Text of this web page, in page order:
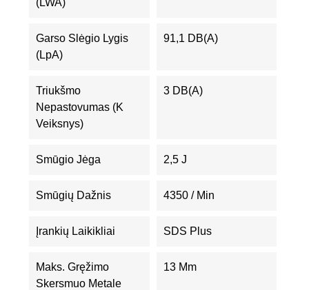
(LWA)
Garso Slėgio Lygis
(LpA)
91,1 DB(A)
Triukšmo
Nepastovumas (K
Veiksnys)
3 DB(A)
Smūgio Jėga 2,5 J
Smūgių Dažnis 4350 / Min
Įrankių Laikikliai SDS Plus
Maks. Gręžimo
Skersmuo Metale
13 Mm